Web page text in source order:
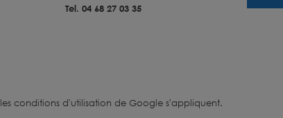
Tel. 04 68 27 03 35
les conditions d'utilisation de Google s'appliquent.